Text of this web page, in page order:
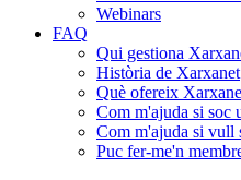
Webinars
FAQ
Qui gestiona
Història de Xarxanet
Què ofereix
Com m'ajuda si soc
Com m'ajuda si vull
Puc fer-me'n